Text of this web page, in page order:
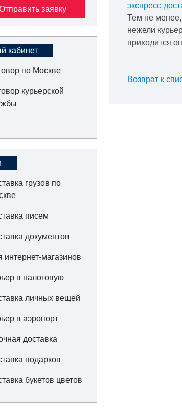
экспресс-
Тем не менее,
нежели
приходится
Возврат к
заявку
кабинет
по Москве
курьерской
грузов по
писем
документов
интернет-магазинов
в налоговую
личных вещей
в аэропорт
доставка
подарков
букетов цветов